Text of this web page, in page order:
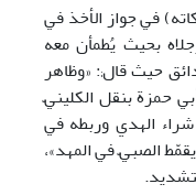
في جواز الأخذ في
بحيث يُطمأن معه
حيث قال;: «وظاهر
حمزة بنقل الكلينيّ
الهدي وربطه في
الصبيّ في المهد»،